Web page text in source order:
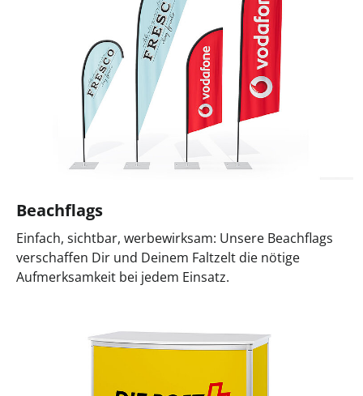
Beachflags
Einfach, sichtbar, werbewirksam: Unsere Beachflags
verschaffen Dir und Deinem Faltzelt die nötige
Aufmerksamkeit bei jedem Einsatz.